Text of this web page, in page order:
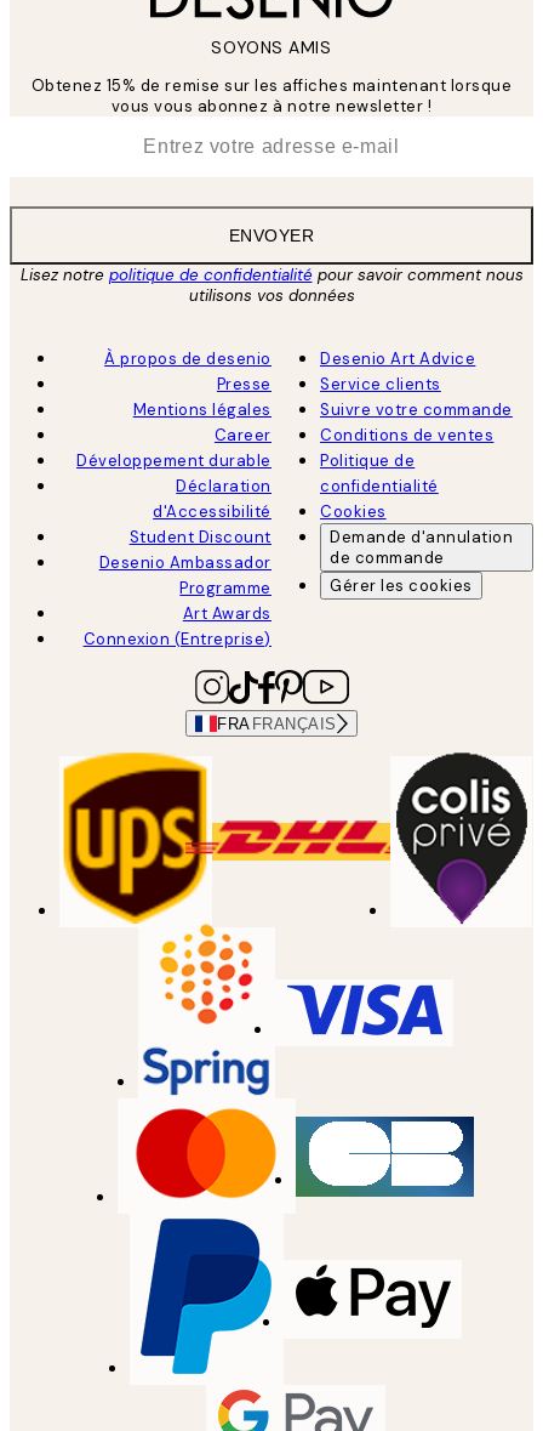
SOYONS AMIS
Obtenez 15% de remise sur les affiches maintenant lorsque
vous vous abonnez à notre newsletter !
ENVOYER
Lisez notre politique de confidentialitépour savoir comment nous
utilisons vos données
À propos de desenio
Presse
Mentions légales
Career
Développement durable
Déclaration
d'Accessibilité
Student Discount
Desenio Ambassador
Programme
Art Awards
Connexion (Entreprise)
Desenio Art Advice
Service clients
Suivre votre commande
Conditions de ventes
Politique de
confidentialité
Cookies
Demande d'annulation
de commande
Gérer les cookies
FRA FRANÇAIS